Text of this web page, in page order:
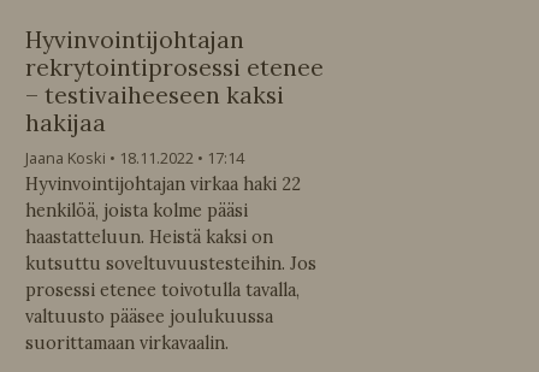
Hyvinvointijohtajan
rekrytointiprosessi etenee
– testivaiheeseen kaksi
hakijaa
Jaana Koski 18.11.2022
17:14
Hyvinvointijohtajan virkaa haki 22
henkilöä, joista kolme pääsi
haastatteluun. Heistä kaksi on
kutsuttu soveltuvuustesteihin. Jos
prosessi etenee toivotulla tavalla,
valtuusto pääsee joulukuussa
suorittamaan virkavaalin.